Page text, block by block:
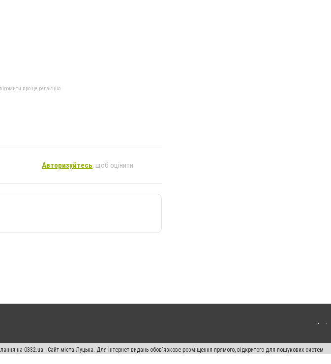
про це редакцію
Авторизуйтесь, щоб оцінити
на 0332.ua - Сайт міста Луцька. Для інтернет-видань обов'язкове розміщення прямого, відкритого для пошукових систем
Законом.